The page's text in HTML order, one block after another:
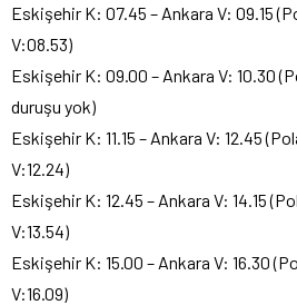
Eskişehir K: 07.45 – Ankara V: 09.15
V:08.53)
Eskişehir K: 09.00 – Ankara V: 10.30
duruşu yok)
Eskişehir K: 11.15 – Ankara V: 12.45
V:12.24)
Eskişehir K: 12.45 – Ankara V: 14.15
V:13.54)
Eskişehir K: 15.00 – Ankara V: 16.30
V:16.09)